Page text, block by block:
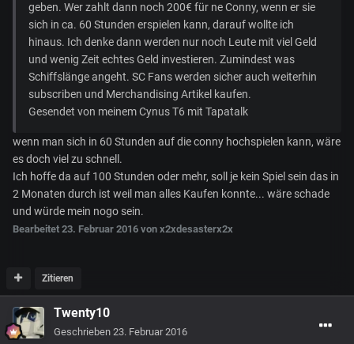
geben. Wer zahlt dann noch 200€ für ne Conny, wenn er sie
sich in ca. 60 Stunden erspielen kann, darauf wollte ich
hinaus. Ich denke dann werden nur noch Leute mit viel Geld
und wenig Zeit echtes Geld investieren. Zumindest was
Schiffslänge angeht. SC Fans werden sicher auch weiterhin
subscriben und Merchandising Artikel kaufen.
Gesendet von meinem Cynus T6 mit Tapatalk
wenn man sich in 60 Stunden auf die conny hochspielen kann, wäre
es doch viel zu schnell.
Ich hoffe da auf 100 Stunden oder mehr, soll je kein Spiel sein das in
2 Monaten durch ist weil man alles Kaufen konnte... wäre schade
und würde mein nogo sein.
Bearbeitet 23. Februar 2016 von x2xdesasterx2x
Zitieren
Twenty10
Geschrieben 23. Februar 2016